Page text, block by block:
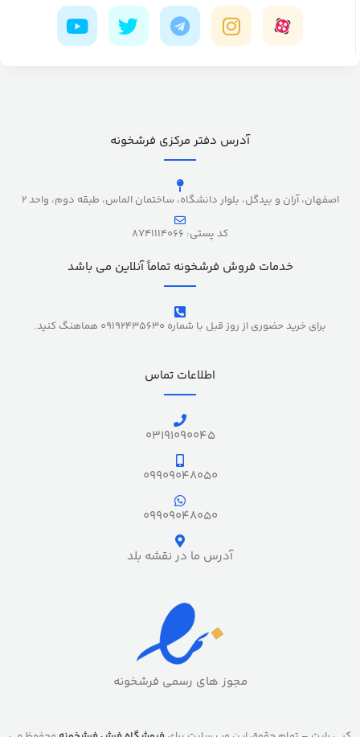
آدرس دفتر مرکزی فرشخونه
اصفهان، آران و بیدگل، بلوار دانشگاه، ساختمان الماس، طبقه دوم، واحد 2
کد پستی: 8741114066
خدمات فروش فرشخونه تماماً آنلاین می باشد
برای خرید حضوری از روز قبل با شماره 09192435630 هماهنگ کنید.
اطلاعات تماس
03191090045
09909048050
09909048050
آدرس ما در نقشه بلد
مجوز های رسمی فرشخونه